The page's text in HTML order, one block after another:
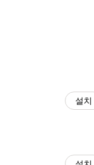
설치